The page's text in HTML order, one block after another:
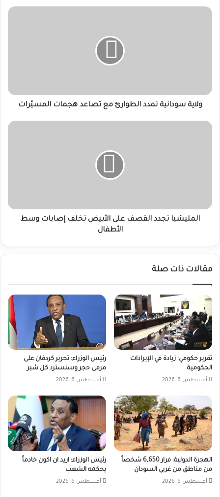
ولاية
ولاية سودانية تمدد الطوارئ مع تصاعد هجمات المسيّرات
المليشيا
الأطفال
المليشيا تجدد القصف على الأبيض تخلف إصابات وسط
الأطفال
مقالات ذات صلة
تقرير حكومي: زيادة في الإيرادات
الحكومية
أغسطس 6, 2026
رئيس الوزراء: تحرير كردفان على
مرمى حجر وسنسترد كل شبر
أغسطس 6, 2026
الهجرة الدولية: فرار 6,650 شخصاً
من مناطق من غربي السودان
أغسطس 6, 2026
رئيس الوزراء: اريد ان اكون خادماً
يحكمه الشعب
أغسطس 6, 2026